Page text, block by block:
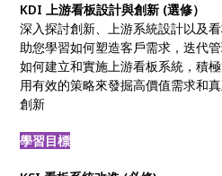
KDI 上游看板設計與創新 (選修）
深入探討創新、上游系統設計以及
助您學習如何塑造客戶需求，迭代
如何建立和實施上游看板系統，積
用有效的策略來發掘高價值需求和
創新
學習目標